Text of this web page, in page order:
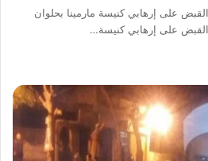
على إرهابي كنيسة مارمينا بحلوان
على إرهابي كنيسة…